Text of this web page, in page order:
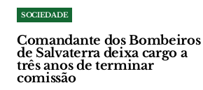
SOCIEDADE
Comandante dos Bombeiros
de Salvaterra deixa cargo a
três anos de terminar
comissão